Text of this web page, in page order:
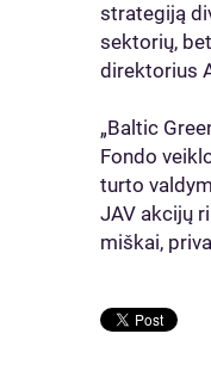
strategiją
sektorių,
direktorius
„Baltic
Fondo
turto
JAV akcijų
miškai,